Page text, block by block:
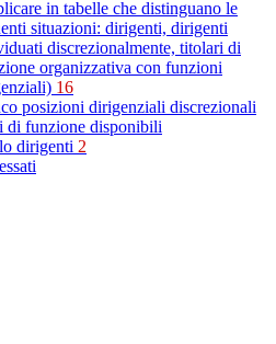
in tabelle che distinguano le
situazioni: dirigenti, dirigenti
discrezionalmente, titolari di
organizzativa con funzioni
16
posizioni dirigenziali discrezionali
di funzione disponibili
dirigenti 2